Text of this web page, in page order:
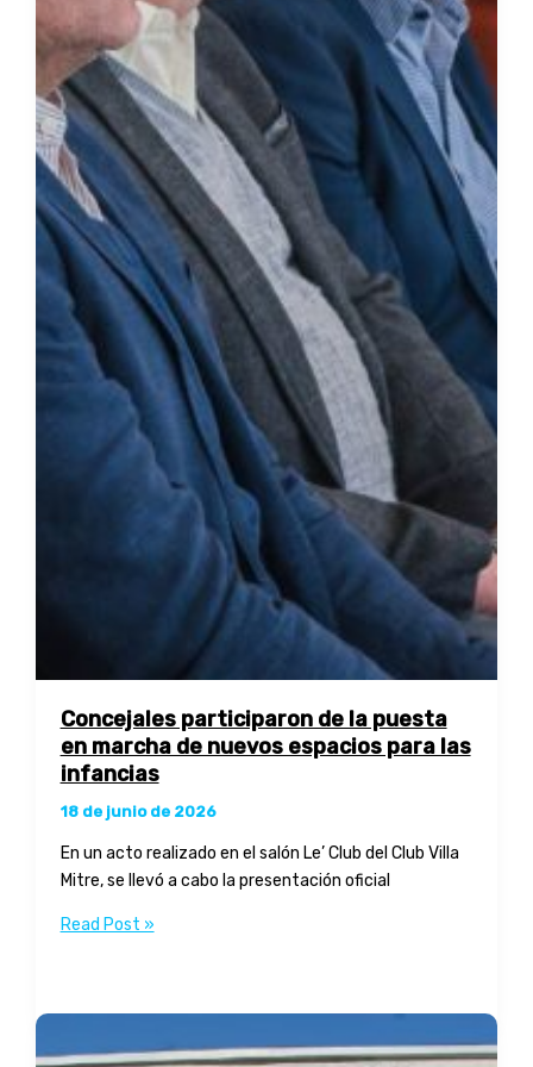
Concejales participaron de la puesta
en marcha de nuevos espacios para las
infancias
18 de junio de 2026
En un acto realizado en el salón Le’ Club del Club Villa
Mitre, se llevó a cabo la presentación oficial
Concejales
en
Read Post »